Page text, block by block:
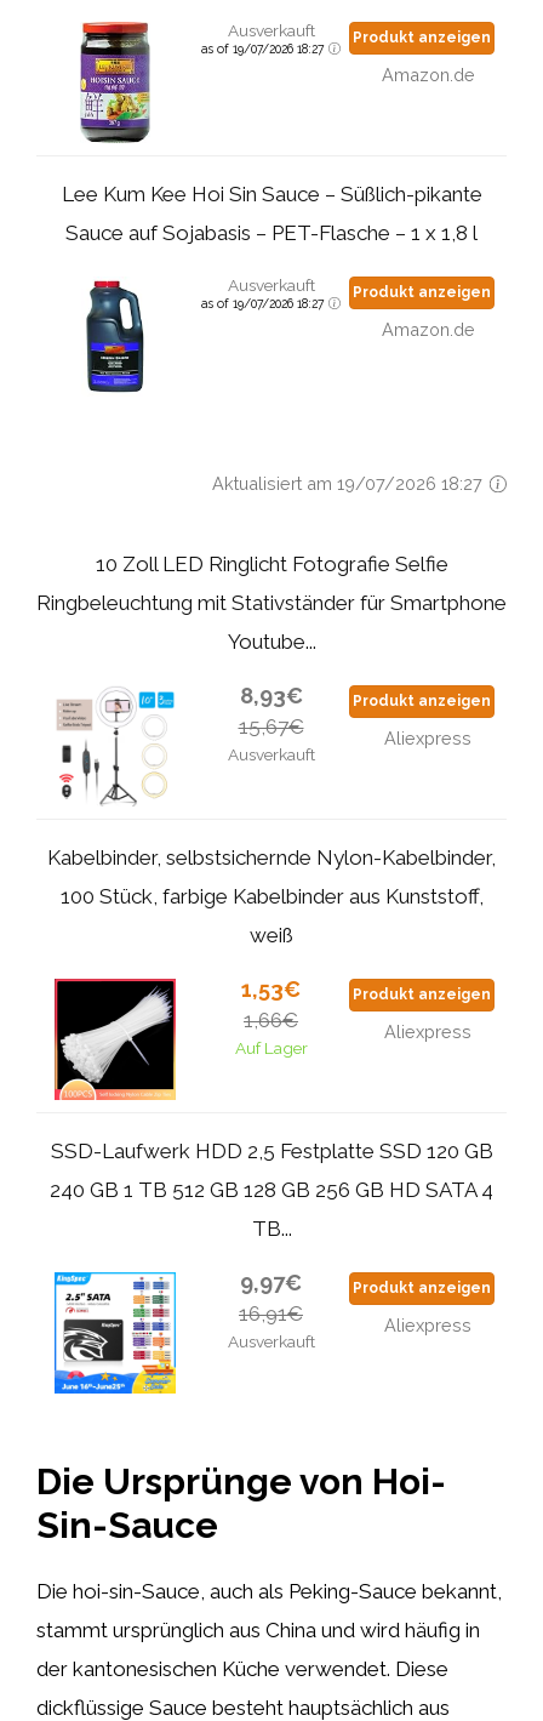
Ausverkauft
as of 19/07/2026 18:27
Produkt anzeigen
Amazon.de
Lee Kum Kee Hoi Sin Sauce – Süßlich-pikante
Sauce auf Sojabasis – PET-Flasche – 1 x 1,8 l
Ausverkauft
as of 19/07/2026 18:27
Produkt anzeigen
Amazon.de
Aktualisiert am 19/07/2026 18:27
10 Zoll LED Ringlicht Fotografie Selfie
Ringbeleuchtung mit Stativständer für Smartphone
Youtube...
8,93€
15,67€
Ausverkauft
Produkt anzeigen
Aliexpress
Kabelbinder, selbstsichernde Nylon-Kabelbinder,
100 Stück, farbige Kabelbinder aus Kunststoff,
weiß
1,53€
1,66€
Auf Lager
Produkt anzeigen
Aliexpress
SSD-Laufwerk HDD 2,5 Festplatte SSD 120 GB
240 GB 1 TB 512 GB 128 GB 256 GB HD SATA 4
TB...
9,97€
16,91€
Ausverkauft
Produkt anzeigen
Aliexpress
Die Ursprünge von Hoi-
Sin-Sauce
Die hoi-sin-Sauce, auch als Peking-Sauce bekannt,
stammt ursprünglich aus China und wird häufig in
der kantonesischen Küche verwendet. Diese
dickflüssige Sauce besteht hauptsächlich aus